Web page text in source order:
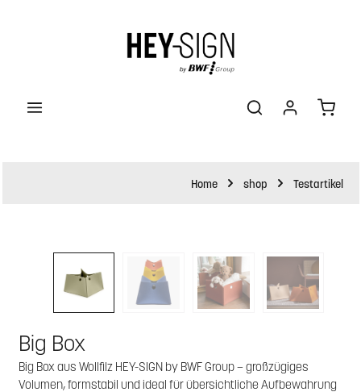
Home shop Testartikel
Bildergalerie überspringen
Big Box
Big Box aus Wollfilz HEY-SIGN by BWF Group – großzügiges
Volumen, formstabil und ideal für übersichtliche Aufbewahrung